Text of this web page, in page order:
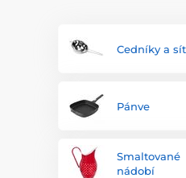
Cedníky a
Pánve
Smaltované
nádobí